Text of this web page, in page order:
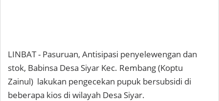
LINBAT - Pasuruan, Antisipasi penyelewengan dan
stok, Babinsa Desa Siyar Kec. Rembang (Koptu
Zainul) lakukan pengecekan pupuk bersubsidi di
beberapa kios di wilayah Desa Siyar.